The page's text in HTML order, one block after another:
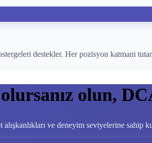
destekler. Her pozisyon katmani
olun,
alışkanlıkları ve deneyim seviyelerine sahip